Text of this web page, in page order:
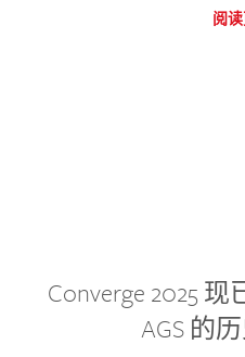
阅
Converge 2025
AGS 的